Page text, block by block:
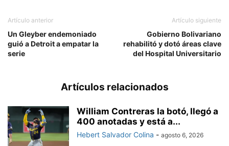
Artículo anterior
Un Gleyber endemoniado
guió a Detroit a empatar la
serie
Artículo siguiente
Gobierno Bolivariano
rehabilitó y dotó áreas clave
del Hospital Universitario
Artículos relacionados
William Contreras la botó, llegó a
400 anotadas y está a...
Hebert Salvador Colina - agosto 6, 2026